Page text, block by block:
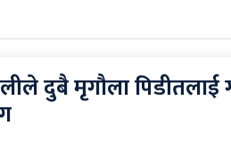
दुबै मृगौला पिडीतलाई